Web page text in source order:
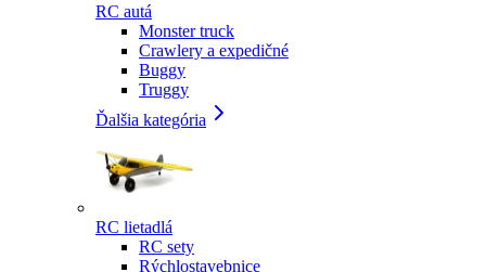
RC autá
Monster truck
Crawlery a expedičné
Buggy
Truggy
Ďalšia kategória
RC lietadlá
RC sety
Rýchlostavebnice